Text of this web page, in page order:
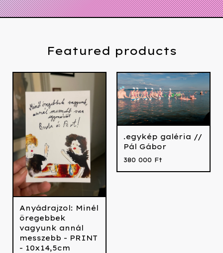
Featured products
Anyádrajzol: Minél
öregebbek
vagyunk annál
messzebb - PRINT
- 10x14,5cm
.egykép galéria //
Pál Gábor
380 000 Ft